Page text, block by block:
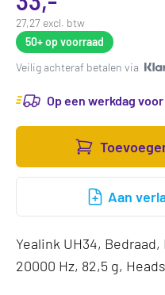
27,27 excl. btw
50+op voorraad
Veilig achteraf betalen via
Op een werkdag
Aan
Yealink UH34,
20000 Hz, 82,5 g,